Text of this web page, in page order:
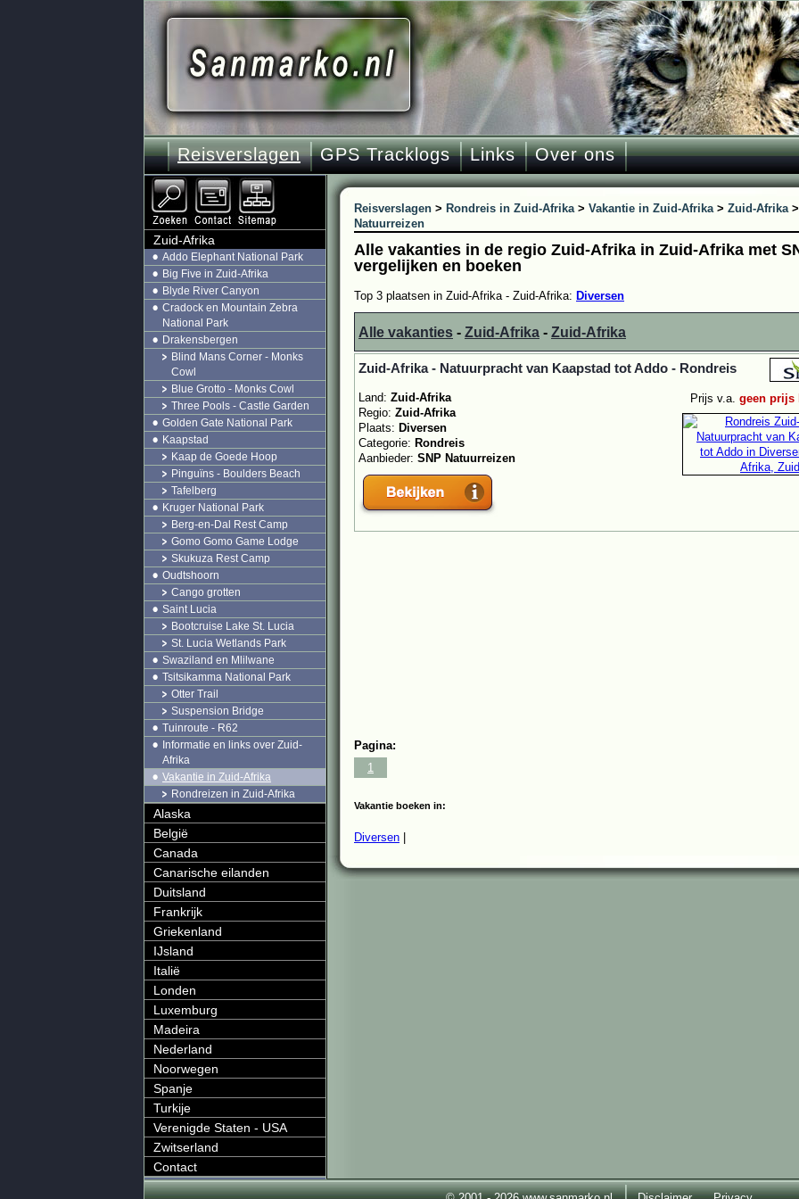
Reisverslagen GPS Tracklogs Links Over ons
Reisverslagen > Rondreis in Zuid-Afrika> Vakantie in Zuid-Afrika> Zuid-Afrika>
Natuurreizen
Alle vakanties in de regio Zuid-Afrika in Zuid-Afrika met
vergelijken en boeken
Top 3 plaatsen in Zuid-Afrika - Zuid-Afrika: Diversen
Alle vakanties - Zuid-Afrika - Zuid-Afrika
Zuid-Afrika - Natuurpracht van Kaapstad tot Addo - Rondreis
Prijs v.a. geen prijs
Land: Zuid-Afrika
Regio: Zuid-Afrika
Plaats: Diversen
Categorie: Rondreis
Aanbieder: SNP Natuurreizen
Pagina:
1
Vakantie boeken in:
Diversen
Zuid-Afrika
Addo Elephant National Park
Big Five in Zuid-Afrika
Blyde River Canyon
Cradock en Mountain Zebra
National Park
Drakensbergen
Blind Mans Corner - Monks
Cowl
Blue Grotto - Monks Cowl
Three Pools - Castle Garden
Golden Gate National Park
Kaapstad
Kaap de Goede Hoop
Pinguïns - Boulders Beach
Tafelberg
Kruger National Park
Berg-en-Dal Rest Camp
Gomo Gomo Game Lodge
Skukuza Rest Camp
Oudtshoorn
Cango grotten
Saint Lucia
Bootcruise Lake St. Lucia
St. Lucia Wetlands Park
Swaziland en Mlilwane
Tsitsikamma National Park
Otter Trail
Suspension Bridge
Tuinroute - R62
Informatie en links over Zuid-
Afrika
Vakantie in Zuid-Afrika
Rondreizen in Zuid-Afrika
Alaska
België
Canada
Canarische eilanden
Duitsland
Frankrijk
Griekenland
IJsland
Italië
Londen
Luxemburg
Madeira
Nederland
Noorwegen
Spanje
Turkije
Verenigde Staten - USA
Zwitserland
Contact